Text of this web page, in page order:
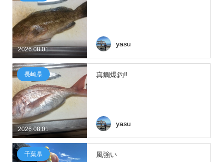
2026.08.01
yasu
2026.08.01
長崎県 真鯛爆釣‼
yasu
千葉県 風強い